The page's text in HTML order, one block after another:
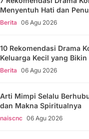
Menyentuh Hati dan
Berita 06 Agu 2026
10 Rekomendasi Drama
Keluarga Kecil yang
Berita 06 Agu 2026
Arti Mimpi Selalu
dan Makna Spiritualnya
naiscnc 06 Agu 2026